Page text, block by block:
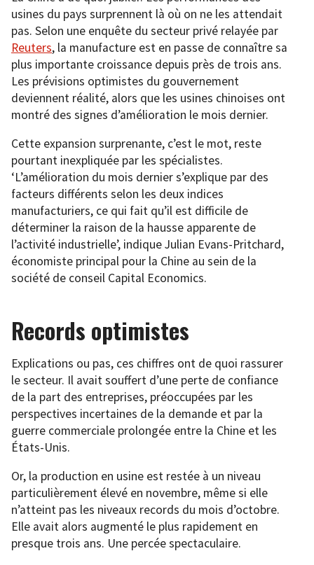
usines du pays surprennent là où on ne les attendait
pas. Selon une enquête du secteur privé relayée par
Reuters, la manufacture est en passe de connaître sa
plus importante croissance depuis près de trois ans.
Les prévisions optimistes du gouvernement
deviennent réalité, alors que les usines chinoises ont
montré des signes d’amélioration le mois dernier.
Cette expansion surprenante, c’est le mot, reste
pourtant inexpliquée par les spécialistes.
‘L’amélioration du mois dernier s’explique par des
facteurs différents selon les deux indices
manufacturiers, ce qui fait qu’il est difficile de
déterminer la raison de la hausse apparente de
l’activité industrielle’, indique Julian Evans-Pritchard,
économiste principal pour la Chine au sein de la
société de conseil Capital Economics.
Records optimistes
Explications ou pas, ces chiffres ont de quoi rassurer
le secteur. Il avait souffert d’une perte de confiance
de la part des entreprises, préoccupées par les
perspectives incertaines de la demande et par la
guerre commerciale prolongée entre la Chine et les
États-Unis.
Or, la production en usine est restée à un niveau
particulièrement élevé en novembre, même si elle
n’atteint pas les niveaux records du mois d’octobre.
Elle avait alors augmenté le plus rapidement en
presque trois ans. Une percée spectaculaire.